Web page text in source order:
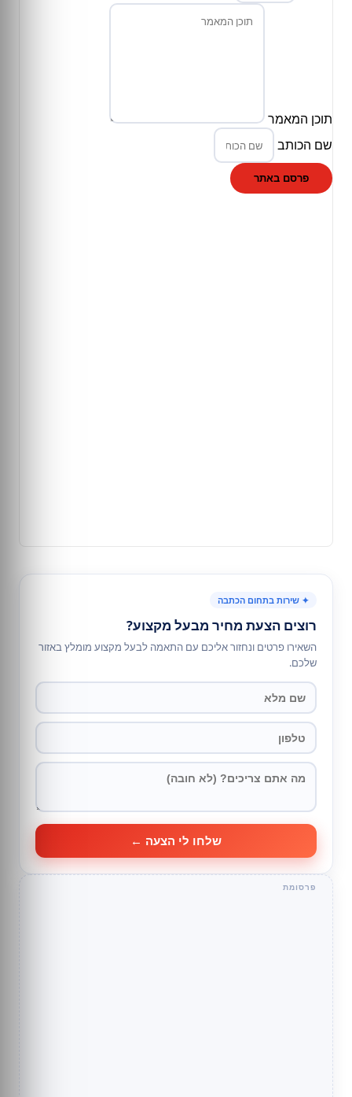
תוכן המאמר
שם הכותב
פרסם באתר
✦ שירות בתחום הכתבה
רוצים הצעת מחיר מבעל מקצוע?
השאירו פרטים ונחזור אליכם עם התאמה לבעל מקצוע מומלץ באזור
שלכם.
שלחו לי הצעה ←